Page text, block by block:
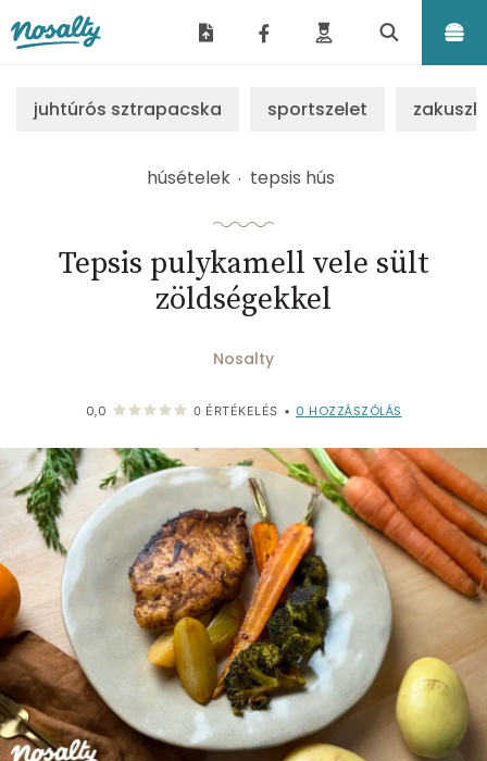
juhtúrós sztrapacska sportszelet
húsételek tepsis hús
Tepsis pulykamell vele sült
zöldségekkel
Nosalty
0,0 0 ÉRTÉKELÉS • 0 HOZZÁSZÓLÁS